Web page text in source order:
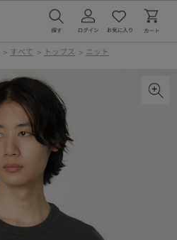
> すべて > トップス > ニット